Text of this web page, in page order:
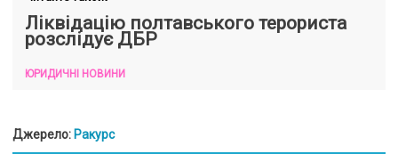
Ліквідацію полтавського терориста
розслідує ДБР
ЮРИДИЧНІ НОВИНИ
Джерело: Ракурс